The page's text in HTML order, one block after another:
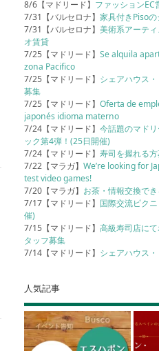
8/6【マドリード】 ファッションEC
7/31【バルセロナ】家具付きPiso
7/31【バルセロナ】美術系アーテ
オ賃貸
7/25【マドリード】Se alquila
zona Pacifico
7/25【マドリード】 シェアハウス
募集
7/25【マドリード】Oferta de
japonés idioma materno
7/24【マドリード】今話題のマド
ック第4弾！(25日開催)
7/24【マドリード】寿司を握れる
7/22【マラガ】We’re looking for
test video games!
7/20【マラガ】 お茶・情報交換で
7/17【マドリード】 国際交流ピク
催)
7/15【マドリード】高級寿司店に
タッフ募集
7/14【マドリード】 シェアハウス
人気記事